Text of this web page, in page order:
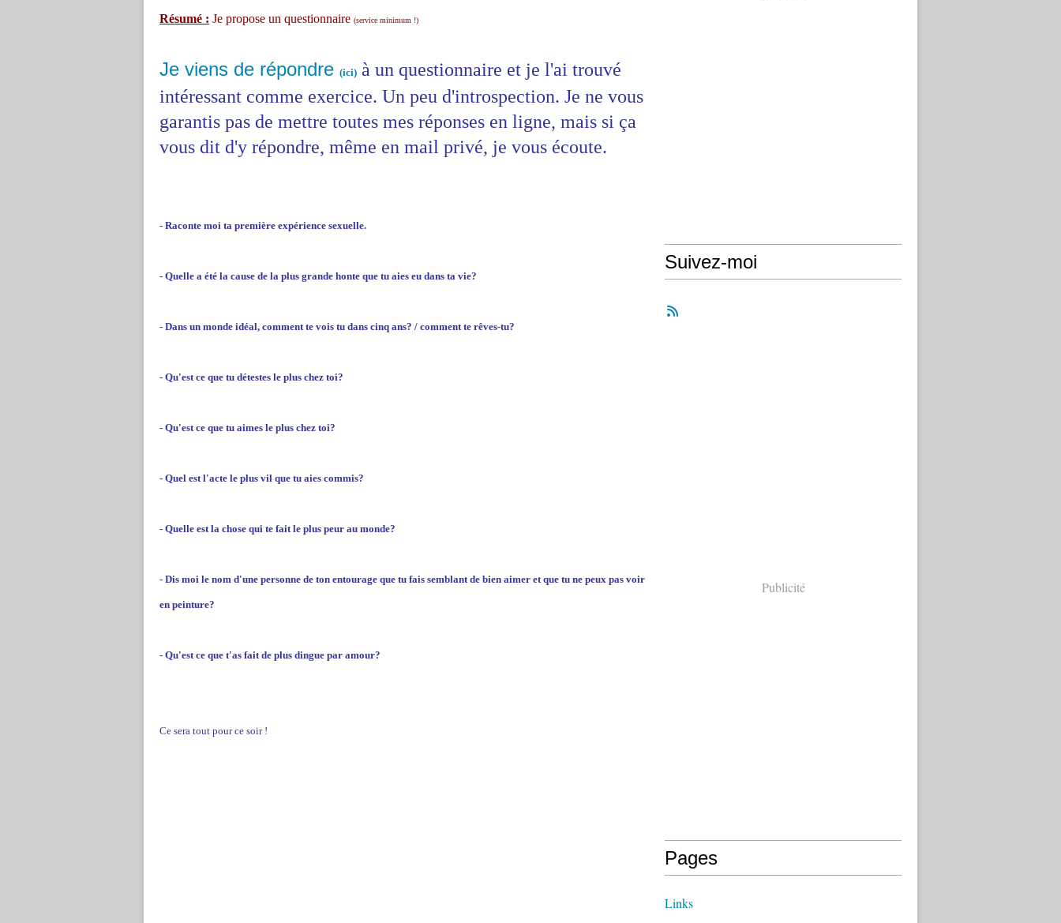
Résumé : Je propose un questionnaire (service minimum !)
Je viens de répondre (ici) à un questionnaire et je l'ai trouvé
intéressant comme exercice. Un peu d'introspection. Je ne vous
garantis pas de mettre toutes mes réponses en ligne, mais si ça
vous dit d'y répondre, même en mail privé, je vous écoute.
- Raconte moi ta première expérience sexuelle.
- Quelle a été la cause de la plus grande honte que tu aies eu dans ta vie?
- Dans un monde idéal, comment te vois tu dans cinq ans? / comment te rêves-tu?
- Qu'est ce que tu détestes le plus chez toi?
- Qu'est ce que tu aimes le plus chez toi?
- Quel est l'acte le plus vil que tu aies commis?
- Quelle est la chose qui te fait le plus peur au monde?
- Dis moi le nom d'une personne de ton entourage que tu fais semblant de bien aimer et que tu ne peux pas voir
en peinture?
- Qu'est ce que t'as fait de plus dingue par amour?
Ce sera tout pour ce soir !
Suivez-moi
Publicité
Pages
Links